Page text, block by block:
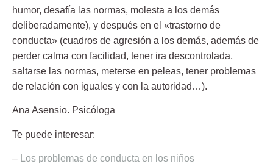
humor, desafía las normas, molesta a los demás
deliberadamente), y después en el «trastorno de
conducta» (cuadros de agresión a los demás, además de
perder calma con facilidad, tener ira descontrolada,
saltarse las normas, meterse en peleas, tener problemas
de relación con iguales y con la autoridad…).
Ana Asensio. Psicóloga
Te puede interesar:
– Los problemas de conducta en los niños